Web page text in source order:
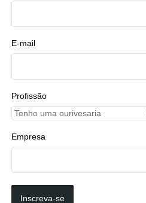
E-mail
Profissão
Empresa
Inscreva-se